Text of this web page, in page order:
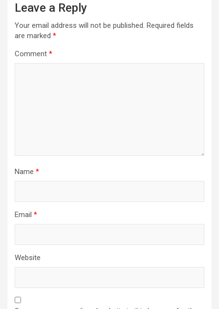
Leave a Reply
Your email address will not be published. Required fields
are marked *
Comment *
Name *
Email *
Website